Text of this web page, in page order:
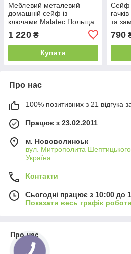
Меблевий металевий
домашній сейф із
ключами Malatec Польща
1 220 ₴
Купити
Сейф
та
790
Про нас
100% позитивних з 21 відгука
Працює з 23.02.2011
м. Нововолинськ
вул. Митрополита
Україна
Контакти
Сьогодні працює з 10:00 до
Показати весь графік роботи
Про нас